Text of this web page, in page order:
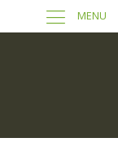
MENU